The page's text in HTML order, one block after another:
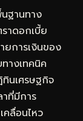
ฐานทาง
าดอกเบี้ย
ยการเงินของ
างเทคนิค
นเศรษฐกิจ
าที่มีการ
คลื่อนไหว